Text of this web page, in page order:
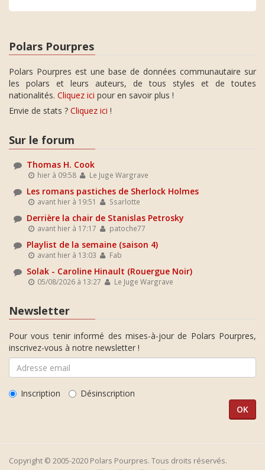
Polars Pourpres
Polars Pourpres est une base de données communautaire sur
les polars et leurs auteurs, de tous styles et de toutes
nationalités. Cliquez ici pour en savoir plus !
Envie de stats ? Cliquez ici !
Sur le forum
Thomas H. Cook
hier à 09:58 Le Juge Wargrave
Les romans pastiches de Sherlock Holmes
avant hier à 19:51 Ssarlotte
Derrière la chair de Stanislas Petrosky
avant hier à 17:17 patoche77
Playlist de la semaine (saison 4)
avant hier à 13:03 Fab
Solak - Caroline Hinault (Rouergue Noir)
05/08/2026 à 13:27 Le Juge Wargrave
Newsletter
Pour vous tenir informé des mises-à-jour de Polars Pourpres,
inscrivez-vous à notre newsletter !
Inscription Désinscription
Copyright © 2005-2020 Polars Pourpres. Tous droits réservés.